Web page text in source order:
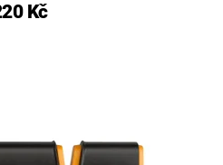
Kč